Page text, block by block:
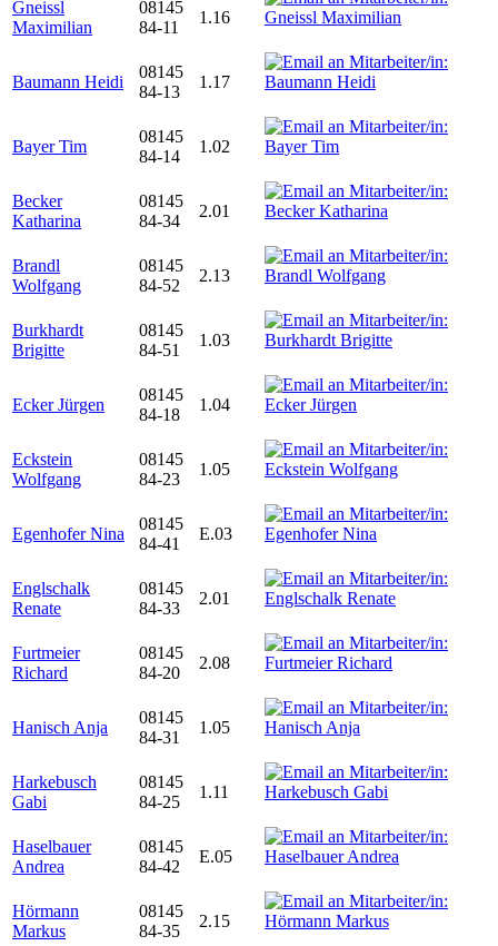
Gneissl
Maximilian
08145
84-11
1.16
Baumann Heidi
08145
84-13
1.17
Bayer Tim
08145
84-14
1.02
Becker
Katharina
08145
84-34
2.01
Brandl
Wolfgang
08145
84-52
2.13
Burkhardt
Brigitte
08145
84-51
1.03
Ecker Jürgen
08145
84-18
1.04
Eckstein
Wolfgang
08145
84-23
1.05
Egenhofer Nina
08145
84-41
E.03
Englschalk
Renate
08145
84-33
2.01
Furtmeier
Richard
08145
84-20
2.08
Hanisch Anja
08145
84-31
1.05
Harkebusch
Gabi
08145
84-25
1.11
Haselbauer
Andrea
08145
84-42
E.05
Hörmann
Markus
08145
84-35
2.15